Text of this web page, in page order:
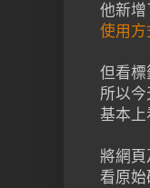
他新增
使用方
但看
所以
基本上
將網頁
看原